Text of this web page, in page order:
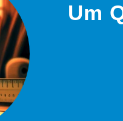
Um